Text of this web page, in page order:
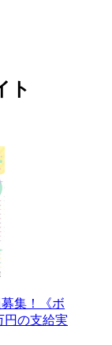
ト
集！《ボ
円の支給実